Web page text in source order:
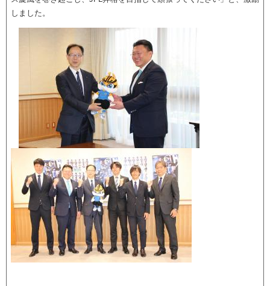
しました。